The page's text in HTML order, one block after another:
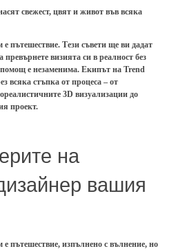
свежест, цвят и живот във всяка
пътешествие. Тези съвети ще ви дадат
превърнете визията си в реалност без
е незаменима. Екипът на Trend
всяка стъпка от процеса – от
3D визуализации до
проект.
на
вашия
пътешествие, изпълнено с вълнение, но